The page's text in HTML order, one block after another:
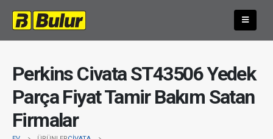
Perkins Civata ST43506 Yedek
Parça Fiyat Tamir Bakım Satan
Firmalar